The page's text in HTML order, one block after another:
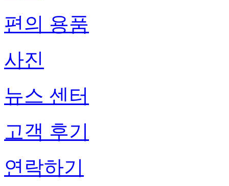
편의 용품
사진
뉴스 센터
고객 후기
연락하기